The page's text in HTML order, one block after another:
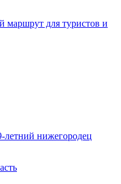
маршрут для туристов и
летний нижегородец